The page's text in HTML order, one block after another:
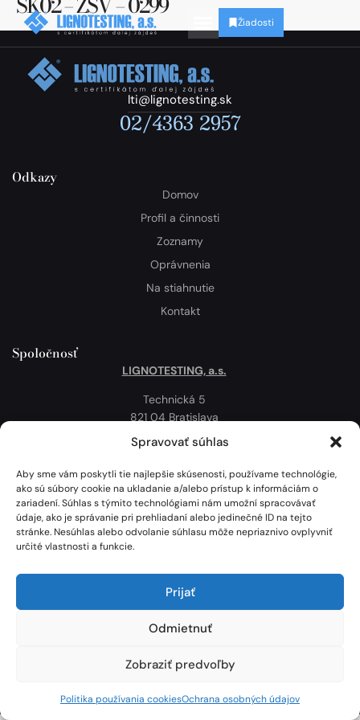
Spravovať súhlas
Aby sme vám poskytli tie najlepšie skúsenosti, používame technológie,
ako sú súbory cookie na ukladanie a/alebo prístup k informáciám o
zariadení. Súhlas s týmito technológiami nám umožní spracovávať
údaje, ako je správanie pri prehliadaní alebo jedinečné ID na tejto
stránke. Nesúhlas alebo odvolanie súhlasu môže nepriaznivo ovplyvniť
určité vlastnosti a funkcie.
Prijať
Odmietnuť
Zobraziť predvoľby
Politika používania cookiesOchrana osobných údajov
Žiadosti
lti@lignotesting.sk
02/4363 2957
Odkazy
Domov
Profil a činnosti
Zoznamy
Oprávnenia
Na stiahnutie
Kontakt
Spoločnosť
LIGNOTESTING, a.s.
Technická 5
821 04 Bratislava
Slovenská republika
Politika používania cookies
Mapa
Lignotesting, a. s. © 2024 | Všetky práva vyhradené. | Vytvoril: Marek Heinfarth.